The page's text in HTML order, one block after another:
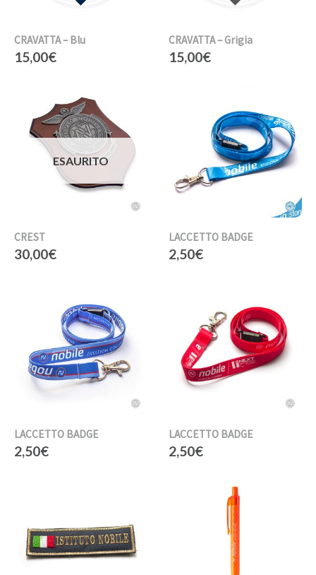
CRAVATTA – Blu
15,00€
CRAVATTA – Grigia
15,00€
ESAURITO
CREST
30,00€
LACCETTO BADGE
2,50€
LACCETTO BADGE
2,50€
LACCETTO BADGE
2,50€